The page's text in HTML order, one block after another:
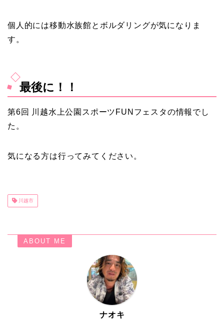
個人的には移動水族館とボルダリングが気になりま
す。
最後に！！
第6回 川越水上公園スポーツFUNフェスタの情報でし
た。
気になる方は行ってみてください。
川越市
ABOUT ME
ナオキ